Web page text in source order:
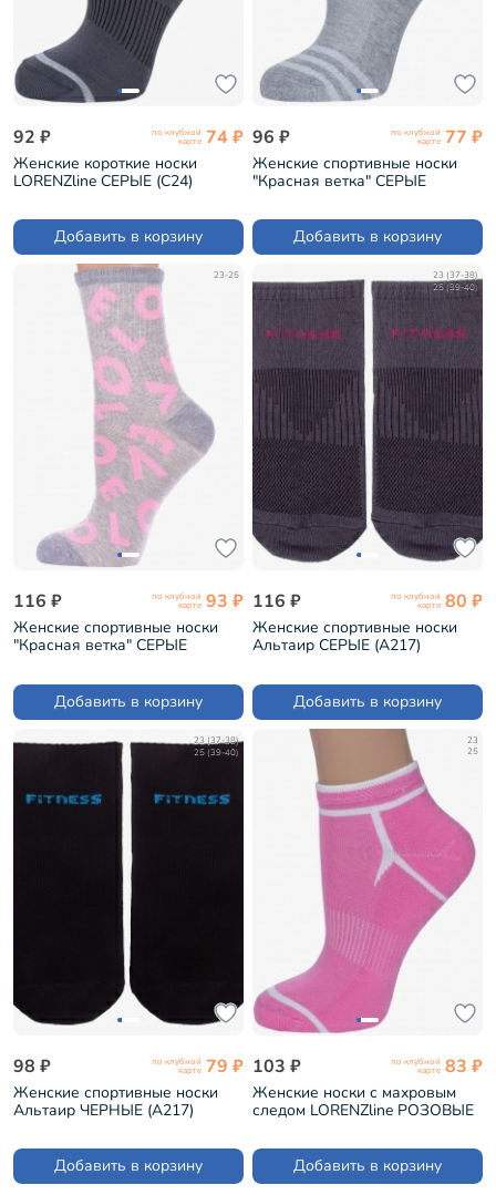
92 ₽ по клубной
карте 74 ₽
Женские короткие носки
LORENZline СЕРЫЕ (С24)
Добавить в корзину
96 ₽ по клубной
карте 77 ₽
Женские спортивные носки
"Красная ветка" СЕРЫЕ
Добавить в корзину
23-25
116 ₽ по клубной
карте 93 ₽
Женские спортивные носки
"Красная ветка" СЕРЫЕ
Добавить в корзину
23 (37-38)
25 (39-40)
116 ₽ по клубной
карте 80 ₽
Женские спортивные носки
Альтаир СЕРЫЕ (А217)
Добавить в корзину
23 (37-38)
25 (39-40)
98 ₽ по клубной
карте 79 ₽
Женские спортивные носки
Альтаир ЧЕРНЫЕ (А217)
Добавить в корзину
23
25
103 ₽ по клубной
карте 83 ₽
Женские носки с махровым
следом LORENZline РОЗОВЫЕ
Добавить в корзину